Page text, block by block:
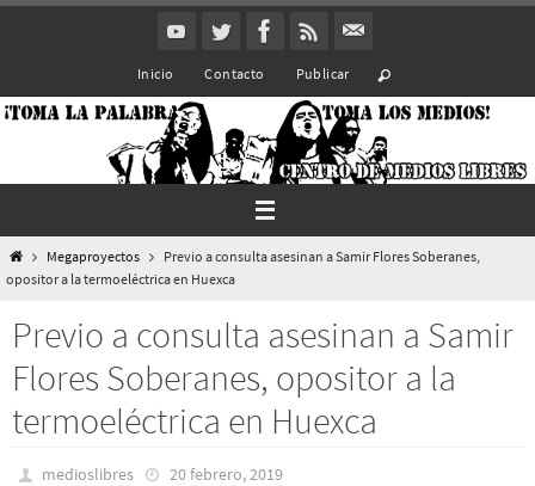
Inicio Contacto Publicar
InicioMegaproyectos
Previo a consulta asesinan a Samir Flores Soberanes,
opositor a la termoeléctrica en Huexca
Previo a consulta asesinan a Samir
Flores Soberanes, opositor a la
termoeléctrica en Huexca
medioslibres
20 febrero, 2019